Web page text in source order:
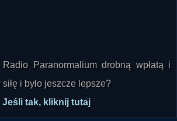
Paranormalium drobną wpłatą i
i było jeszcze lepsze?
Jeśli tak, kliknij tutaj